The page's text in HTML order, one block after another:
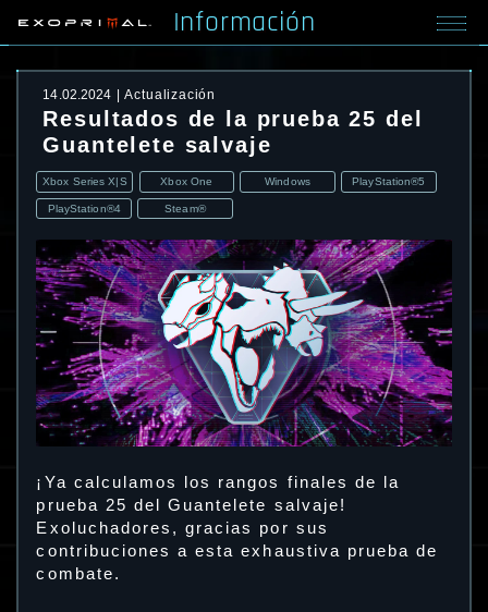
Información
14.02.2024 Actualización
Resultados de la prueba 25 del
Guantelete salvaje
Xbox Series X|S Xbox One Windows PlayStation®5
PlayStation®4 Steam®
¡Ya calculamos los rangos finales de la
prueba 25 del Guantelete salvaje!
Exoluchadores, gracias por sus
contribuciones a esta exhaustiva prueba de
combate.